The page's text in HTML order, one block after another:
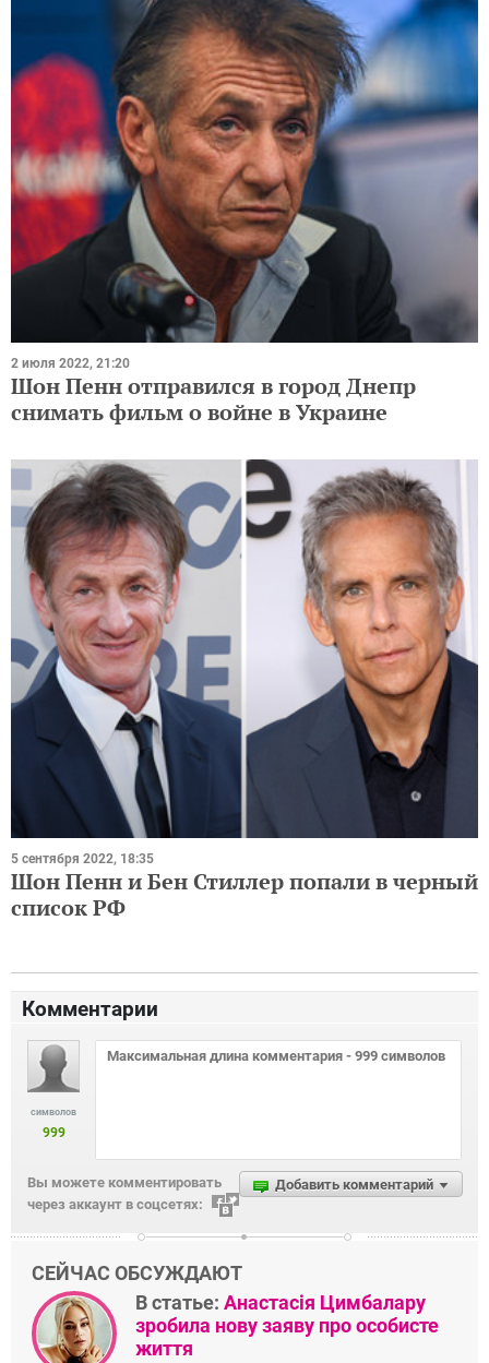
2 июля 2022, 21:20
Шон Пенн отправился в город Днепр
снимать фильм о войне в Украине
5 сентября 2022, 18:35
Шон Пенн и Бен Стиллер попали в черный
список РФ
Комментарии
символов
999
Добавить комментарий
Вы можете комментировать
через аккаунт в соцсетях:
СЕЙЧАС ОБСУЖДАЮТ
В статье: Анастасія Цимбалару
зробила нову заяву про особисте
життя